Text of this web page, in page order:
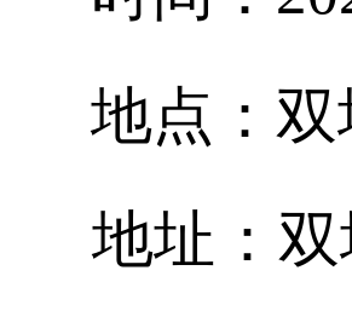
地点：双
地址：双